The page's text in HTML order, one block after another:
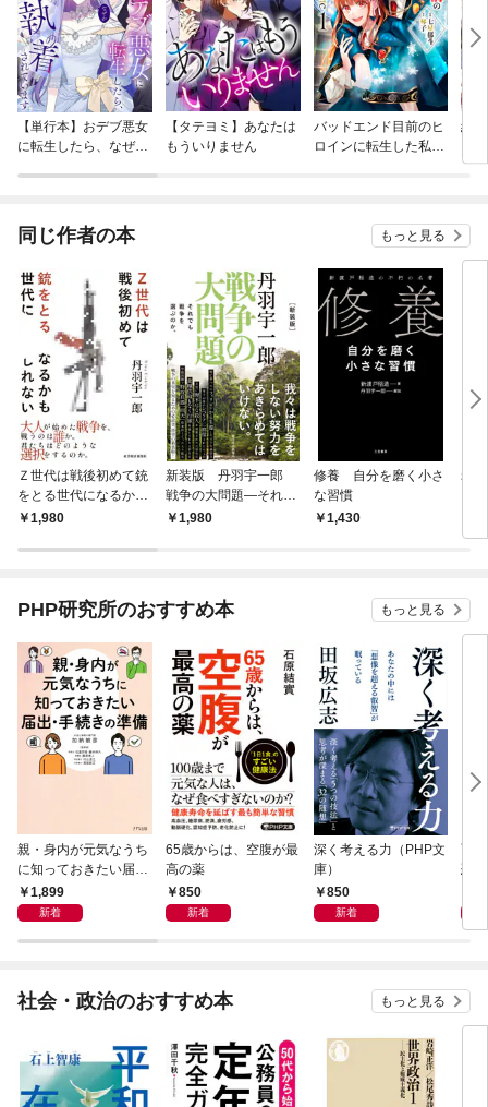
【単行本】おデブ悪女
に転生したら、なぜか
【タテヨミ】あなたは
もういりません
バッドエンド目前のヒ
ロインに転生した私、
結
同じ作者の本 もっと見る
Ｚ世代は戦後初めて銃
をとる世代になるかも
しれない
1,980
新装版 丹羽宇一郎
戦争の大問題―それで
も戦争を選ぶのか。
1,980
修養 自分を磨く小さ
な習慣
1,430
老
PHP研究所のおすすめ本 もっと見る
親・身内が元気なうち
に知っておきたい届
出・手続きの準備（き
ずな出版）
1,899
新着
65歳からは、空腹が最
高の薬
850
新着
深く考える力（PHP文
庫）
850
新着
面
恐
社会・政治のおすすめ本 もっと見る